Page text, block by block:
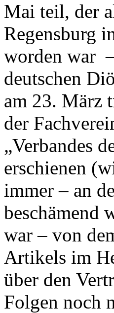
Mai teil, der
Regensburg
worden war
deutschen
am 23. März
der
„Verbandes
erschienen
immer – an
beschämend
war – von
Artikels im
über den
Folgen noch